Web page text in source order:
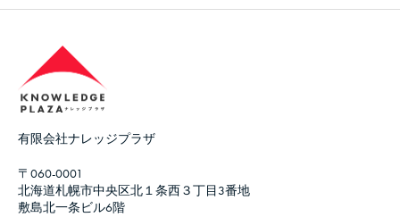
有限会社ナレッジプラザ
〒060-0001
北海道札幌市中央区北１条西３丁目3番地
敷島北一条ビル6階